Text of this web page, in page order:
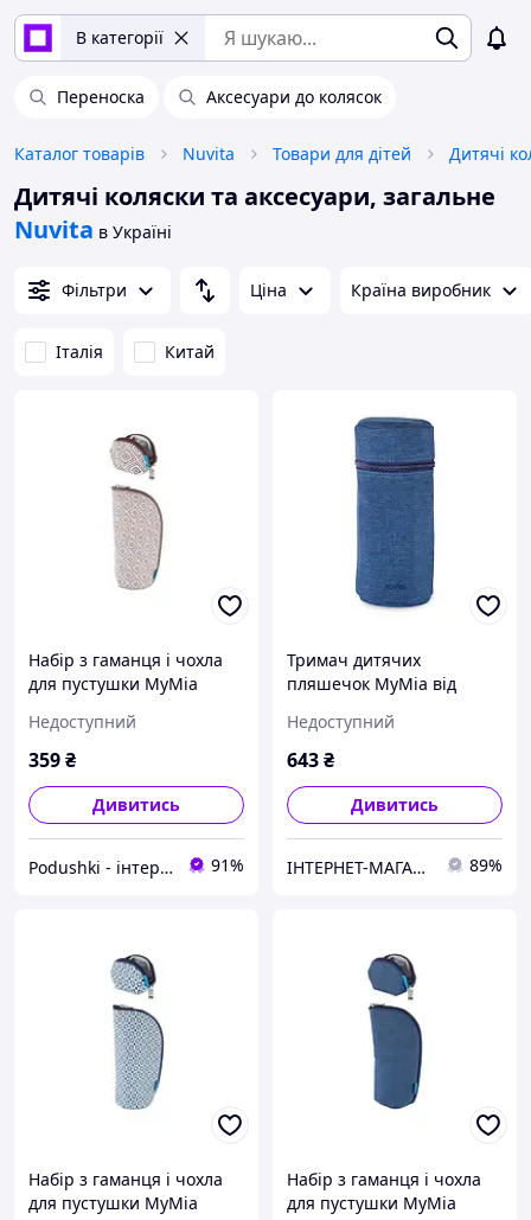
В категорії
Переноска Аксесуари до колясок
Каталог товарів Nuvita Товари для дітей Дитячі
Дитячі коляски та аксесуари, загальне
Nuvita в Україні
Фільтри Ціна Країна виробник
Італія Китай
Набір з гаманця і чохла
для пустушки MyMia
геометричний орнамент
Недоступний
359₴
Дивитись
Podushki - інтернет-магазин Подушки 91%
Тримач дитячих
пляшечок MyMia від
(NV8805NAVY)
Недоступний
643₴
Дивитись
ІНТЕРНЕТ-МАГАЗИН "Доставлено " 89%
Набір з гаманця і чохла
для пустушки MyMia
Набір з гаманця і чохла
для пустушки MyMia